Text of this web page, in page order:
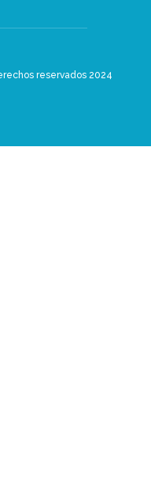
reservados 2024